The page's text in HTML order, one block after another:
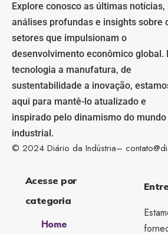
Explore conosco as últimas notícias,
análises profundas e insights sobre
setores que impulsionam o
desenvolvimento econômico global.
tecnologia a manufatura, de
sustentabilidade a inovação,
aqui para mantê-lo atualizado e
inspirado pelo dinamismo do mundo
industrial.
© 2024 Diário da Indústria–
Acesse por
categoria
Home